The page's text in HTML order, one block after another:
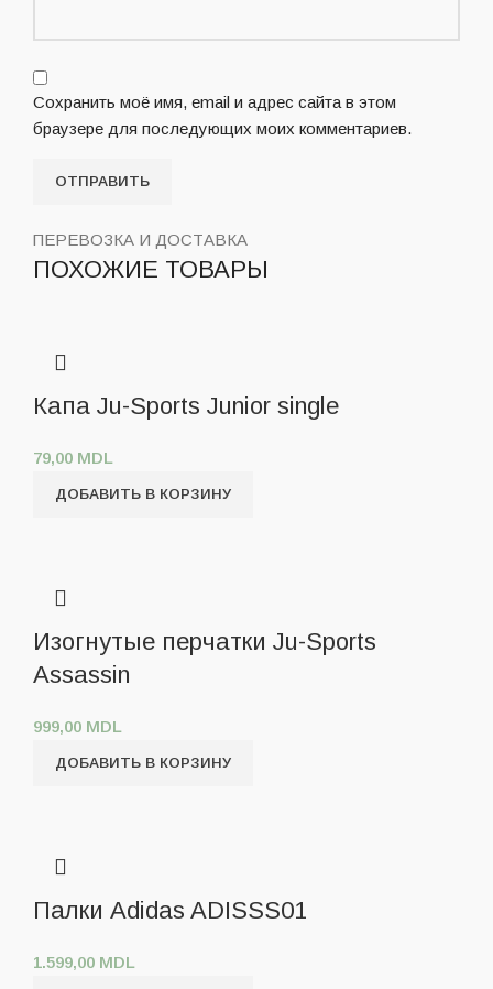
Сохранить моё имя, email и адрес сайта в этом
браузере для последующих моих комментариев.
ПЕРЕВОЗКА И ДОСТАВКА
ПОХОЖИЕ ТОВАРЫ
Капа Ju-Sports Junior single
79,00 MDL
ДОБАВИТЬ В КОРЗИНУ
Изогнутые перчатки Ju-Sports
Assassin
999,00 MDL
ДОБАВИТЬ В КОРЗИНУ
Палки Adidas ADISSS01
1.599,00 MDL